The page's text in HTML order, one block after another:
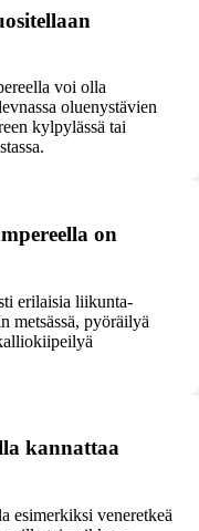
voi olla
oluenystävien
kylpylässä tai
on
erilaisia liikunta-
metsässä, pyöräilyä
kannattaa
esimerkiksi veneretkeä